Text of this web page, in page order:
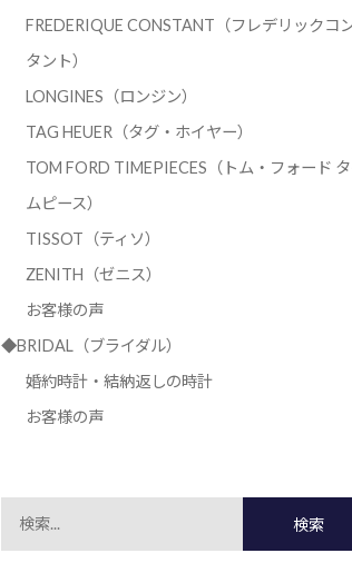
FREDERIQUE CONSTANT（フレデリックコ
タント）
LONGINES（ロンジン）
TAG HEUER（タグ・ホイヤー）
TOM FORD TIMEPIECES（トム・フォード タ
ムピース）
TISSOT（ティソ）
ZENITH（ゼニス）
お客様の声
◆BRIDAL（ブライダル）
婚約時計・結納返しの時計
お客様の声